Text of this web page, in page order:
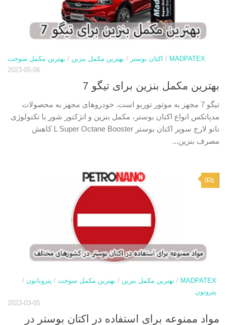
MADPATEX
/ اکتان بوستر / بهترین مکمل بنزین / بهترین مکمل سوخت
2023-05-06
بهترین مکمل بنزین برای تیگو 7
تیگو 7 مجهز به موتور توربو است. خودروهای مجهز به محصولات
مدپاتکس انواع اکتان بوستر، مکمل بنزین و انژکتور شور با تکنولوژی
نانو لارج سوپر اکتان بوستر L Super Octane Booster کاهش
مصرف بنزین...
0
MADPATEX
/ بهترین مکمل بنزین / بهترین مکمل سوخت / پترونانون /
پترونون
2023-03-05
مواد ممنوعه برای استفاده در اکتان بوستر در